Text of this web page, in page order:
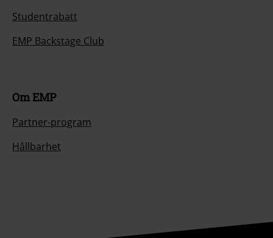
Studentrabatt
EMP Backstage Club
Om EMP
Partner-program
Hållbarhet